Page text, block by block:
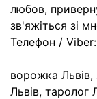
любов,
зв'яжіться зі
Телефон /
ворожка Львів,
Львів, таролог